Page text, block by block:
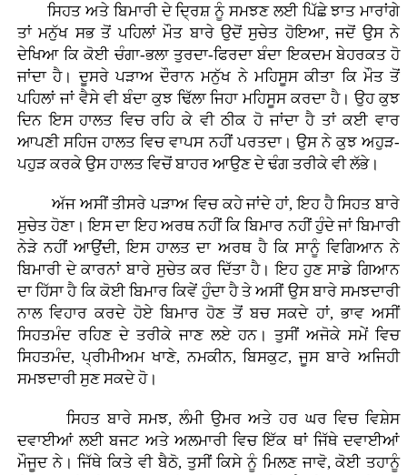
ਸਿਹਤ ਅਤੇ ਬਿਮਾਰੀ ਦੇ ਦ੍ਰਿਸ਼ ਨੂੰ ਸਮਝਣ ਲਈ ਪਿੱਛੇ ਝਾਤ ਮਾਰਾਂਗੇ
ਤਾਂ ਮਨੁੱਖ ਸਭ ਤੋਂ ਪਹਿਲਾਂ ਮੌਤ ਬਾਰੇ ਉਦੋਂ ਸੁਚੇਤ ਹੋਇਆ, ਜਦੋਂ ਉਸ ਨੇ
ਦੇਖਿਆ ਕਿ ਕੋਈ ਚੰਗਾ-ਭਲਾ ਤੁਰਦਾ-ਫਿਰਦਾ ਬੰਦਾ ਇਕਦਮ ਬੇਹਰਕਤ ਹੋ
ਜਾਂਦਾ ਹੈ। ਦੂਸਰੇ ਪੜਾਅ ਦੌਰਾਨ ਮਨੁੱਖ ਨੇ ਮਹਿਸੂਸ ਕੀਤਾ ਕਿ ਮੌਤ ਤੋਂ
ਪਹਿਲਾਂ ਜਾਂ ਵੈਸੇ ਵੀ ਬੰਦਾ ਕੁਝ ਢਿੱਲਾ ਜਿਹਾ ਮਹਿਸੂਸ ਕਰਦਾ ਹੈ। ਉਹ ਕੁਝ
ਦਿਨ ਇਸ ਹਾਲਤ ਵਿਚ ਰਹਿ ਕੇ ਵੀ ਠੀਕ ਹੋ ਜਾਂਦਾ ਹੈ ਤਾਂ ਕਈ ਵਾਰ
ਆਪਣੀ ਸਹਿਜ ਹਾਲਤ ਵਿਚ ਵਾਪਸ ਨਹੀਂ ਪਰਤਦਾ। ਉਸ ਨੇ ਕੁਝ ਅਹੁੜ-
ਪਹੁੜ ਕਰਕੇ ਉਸ ਹਾਲਤ ਵਿਚੋਂ ਬਾਹਰ ਆਉਣ ਦੇ ਢੰਗ ਤਰੀਕੇ ਵੀ ਲੱਭੇ।
ਅੱਜ ਅਸੀਂ ਤੀਸਰੇ ਪੜਾਅ ਵਿਚ ਕਹੇ ਜਾਂਦੇ ਹਾਂ, ਇਹ ਹੈ ਸਿਹਤ ਬਾਰੇ
ਸੁਚੇਤ ਹੋਣਾ। ਇਸ ਦਾ ਇਹ ਅਰਥ ਨਹੀਂ ਕਿ ਬਿਮਾਰ ਨਹੀਂ ਹੁੰਦੇ ਜਾਂ ਬਿਮਾਰੀ
ਨੇੜੇ ਨਹੀਂ ਆਉਂਦੀ, ਇਸ ਹਾਲਤ ਦਾ ਅਰਥ ਹੈ ਕਿ ਸਾਨੂੰ ਵਿਗਿਆਨ ਨੇ
ਬਿਮਾਰੀ ਦੇ ਕਾਰਨਾਂ ਬਾਰੇ ਸੁਚੇਤ ਕਰ ਦਿੱਤਾ ਹੈ। ਇਹ ਹੁਣ ਸਾਡੇ ਗਿਆਨ
ਦਾ ਹਿੱਸਾ ਹੈ ਕਿ ਕੋਈ ਬਿਮਾਰ ਕਿਵੇਂ ਹੁੰਦਾ ਹੈ ਤੇ ਅਸੀਂ ਉਸ ਬਾਰੇ ਸਮਝਦਾਰੀ
ਨਾਲ ਵਿਹਾਰ ਕਰਦੇ ਹੋਏ ਬਿਮਾਰ ਹੋਣ ਤੋਂ ਬਚ ਸਕਦੇ ਹਾਂ, ਭਾਵ ਅਸੀਂ
ਸਿਹਤਮੰਦ ਰਹਿਣ ਦੇ ਤਰੀਕੇ ਜਾਣ ਲਏ ਹਨ। ਤੁਸੀਂ ਅਜੋਕੇ ਸਮੇਂ ਵਿਚ
ਸਿਹਤਮੰਦ, ਪ੍ਰੀਮੀਅਮ ਖਾਣੇ, ਨਮਕੀਨ, ਬਿਸਕੁਟ, ਜੂਸ ਬਾਰੇ ਅਜਿਹੀ
ਸਮਝਦਾਰੀ ਸੁਣ ਸਕਦੇ ਹੋ।
ਸਿਹਤ ਬਾਰੇ ਸਮਝ, ਲੰਮੀ ਉਮਰ ਅਤੇ ਹਰ ਘਰ ਵਿਚ ਵਿਸ਼ੇਸ
ਦਵਾਈਆਂ ਲਈ ਬਜਟ ਅਤੇ ਅਲਮਾਰੀ ਵਿਚ ਇੱਕ ਥਾਂ ਜਿੱਥੇ ਦਵਾਈਆਂ
ਮੌਜੂਦ ਨੇ। ਜਿੱਥੇ ਕਿਤੇ ਵੀ ਬੈਠੋ, ਤੁਸੀਂ ਕਿਸੇ ਨੂੰ ਮਿਲਣ ਜਾਵੋ, ਕੋਈ ਤਹਾਨੂੰ